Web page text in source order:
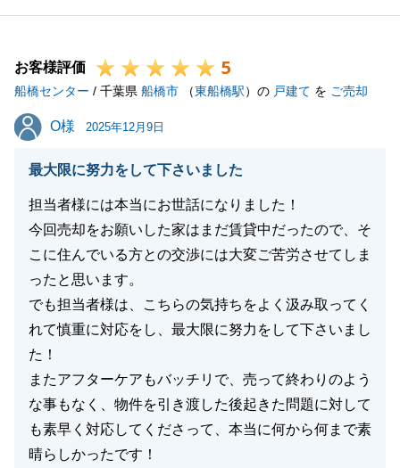
す。
お知り合いの方がいらっしゃいましたらいつでもお気
軽にご相談下さいませ。
閉じる
お客様評価 5
船橋センター / 千葉県 船橋市 （東船橋駅）の 戸建て を ご売却
O様
O様 2025年12月9日
最大限に努力をして下さいました
担当者様には本当にお世話になりました！
今回売却をお願いした家はまだ賃貸中だったので、そ
こに住んでいる方との交渉には大変ご苦労させてしま
ったと思います。
でも担当者様は、こちらの気持ちをよく汲み取ってく
れて慎重に対応をし、最大限に努力をして下さいまし
た！
またアフターケアもバッチリで、売って終わりのよう
な事もなく、物件を引き渡した後起きた問題に対して
も素早く対応してくださって、本当に何から何まで素
晴らしかったです！